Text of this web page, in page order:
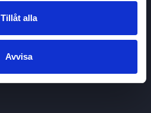
Tillåt alla
Avvisa